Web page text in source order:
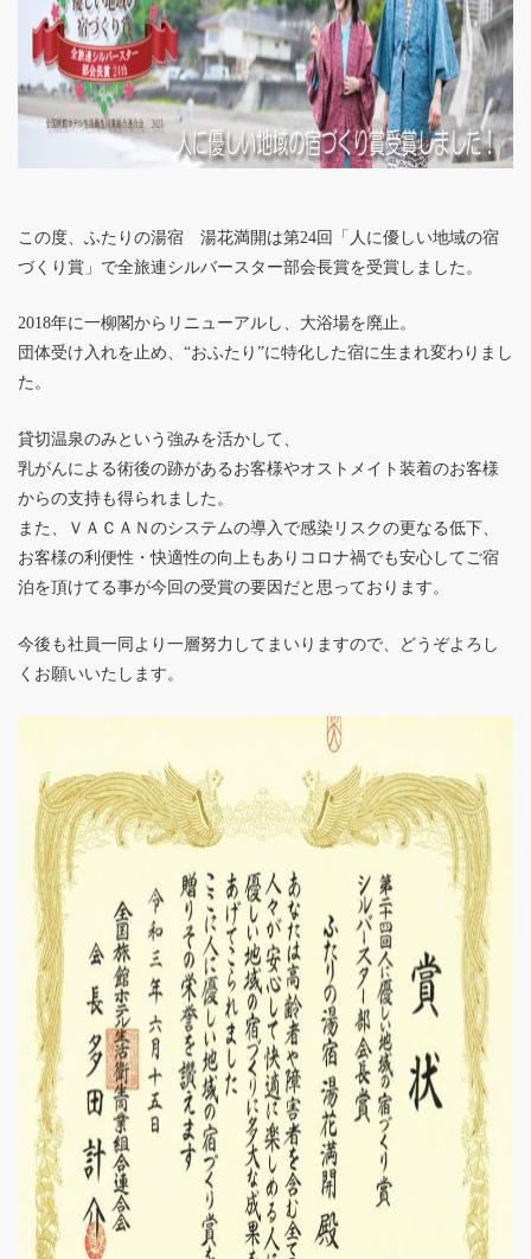
この度、ふたりの湯宿 湯花満開は第24回「人に優しい地域の宿
づくり賞」で全旅連シルバースター部会長賞を受賞しました。
2018年に一柳閣からリニューアルし、大浴場を廃止。
団体受け入れを止め、“おふたり”に特化した宿に生まれ変わりまし
た。
貸切温泉のみという強みを活かして、
乳がんによる術後の跡があるお客様やオストメイト装着のお客様
からの支持も得られました。
また、ＶＡＣＡＮのシステムの導入で感染リスクの更なる低下、
お客様の利便性・快適性の向上もありコロナ禍でも安心してご宿
泊を頂けてる事が今回の受賞の要因だと思っております。
今後も社員一同より一層努力してまいりますので、どうぞよろし
くお願いいたします。